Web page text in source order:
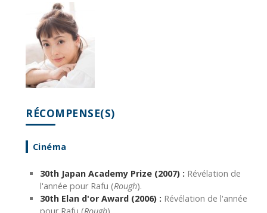
RÉCOMPENSE(S)
Cinéma
30th Japan Academy Prize (2007) : Révélation de
l'année pour Rafu (Rough).
30th Elan d'or Award (2006) : Révélation de l'année